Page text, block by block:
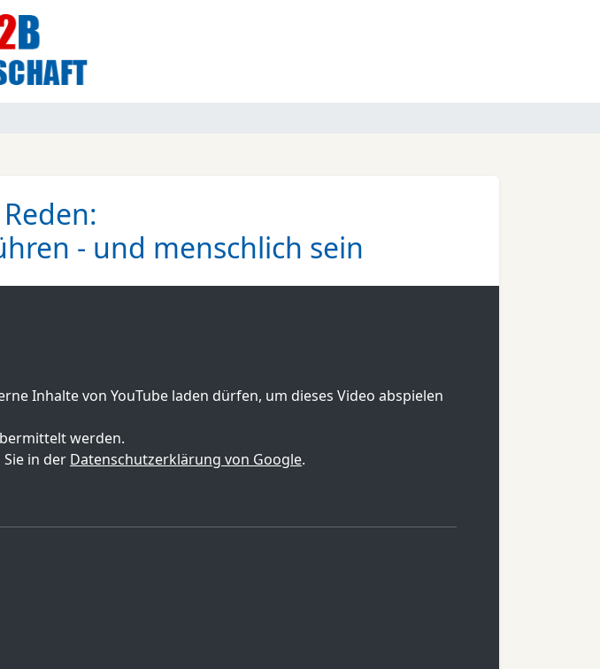
- und menschlich sein
Inhalte von YouTube laden dürfen, um dieses Video abspielen
werden.
in der Datenschutzerklärung von Google.